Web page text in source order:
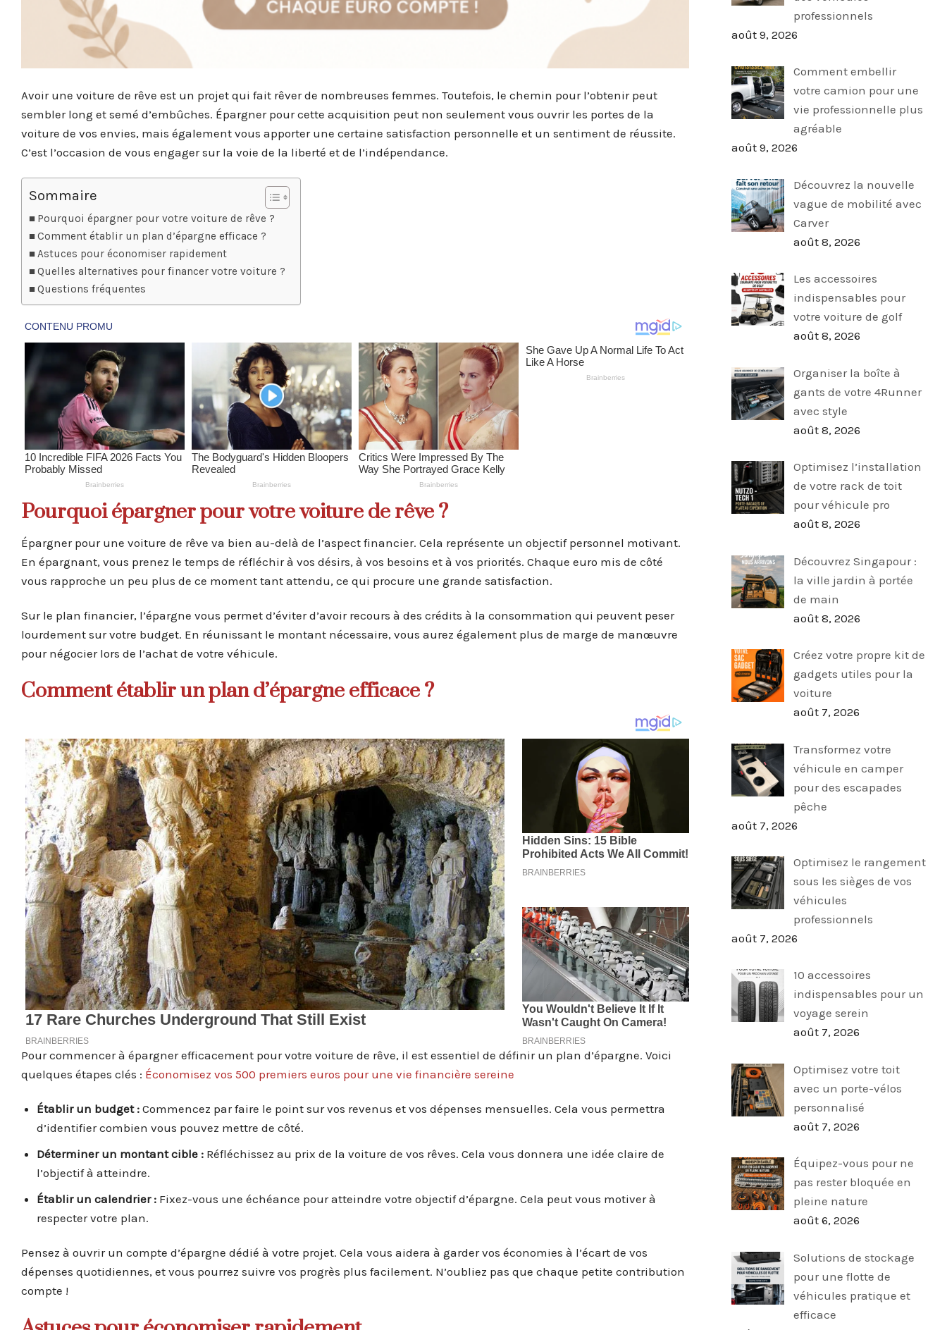
Avoir une voiture de rêve est un projet qui fait rêver de nombreuses femmes. Toutefois, le chemin pour l’obtenir peut
sembler long et semé d’embûches. Épargner pour cette acquisition peut non seulement vous ouvrir les portes de la
voiture de vos envies, mais également vous apporter une certaine satisfaction personnelle et un sentiment de réussite.
C’est l’occasion de vous engager sur la voie de la liberté et de l’indépendance.
Sommaire
Pourquoi épargner pour votre voiture de rêve ?
Comment établir un plan d’épargne efficace ?
Astuces pour économiser rapidement
Quelles alternatives pour financer votre voiture ?
Questions fréquentes
Pourquoi épargner pour votre voiture de rêve ?
Épargner pour une voiture de rêve va bien au-delà de l’aspect financier. Cela représente un objectif personnel motivant.
En épargnant, vous prenez le temps de réfléchir à vos désirs, à vos besoins et à vos priorités. Chaque euro mis de côté
vous rapproche un peu plus de ce moment tant attendu, ce qui procure une grande satisfaction.
Sur le plan financier, l’épargne vous permet d’éviter d’avoir recours à des crédits à la consommation qui peuvent peser
lourdement sur votre budget. En réunissant le montant nécessaire, vous aurez également plus de marge de manœuvre
pour négocier lors de l’achat de votre véhicule.
Comment établir un plan d’épargne efficace ?
Pour commencer à épargner efficacement pour votre voiture de rêve, il est essentiel de définir un plan d’épargne. Voici
quelques étapes clés : Économisez vos 500 premiers euros pour une vie financière sereine
Établir un budget : Commencez par faire le point sur vos revenus et vos dépenses mensuelles. Cela vous permettra
d’identifier combien vous pouvez mettre de côté.
Déterminer un montant cible : Réfléchissez au prix de la voiture de vos rêves. Cela vous donnera une idée claire de
l’objectif à atteindre.
Établir un calendrier : Fixez-vous une échéance pour atteindre votre objectif d’épargne. Cela peut vous motiver à
respecter votre plan.
Pensez à ouvrir un compte d’épargne dédié à votre projet. Cela vous aidera à garder vos économies à l’écart de vos
dépenses quotidiennes, et vous pourrez suivre vos progrès plus facilement. N’oubliez pas que chaque petite contribution
compte !
professionnels
août 9, 2026
Comment embellir
votre camion pour une
vie professionnelle plus
agréable
août 9, 2026
Découvrez la nouvelle
vague de mobilité avec
Carver
août 8, 2026
Les accessoires
indispensables pour
votre voiture de golf
août 8, 2026
Organiser la boîte à
gants de votre 4Runner
avec style
août 8, 2026
Optimisez l’installation
de votre rack de toit
pour véhicule pro
août 8, 2026
Découvrez Singapour :
la ville jardin à portée
de main
août 8, 2026
Créez votre propre kit de
gadgets utiles pour la
voiture
août 7, 2026
Transformez votre
véhicule en camper
pour des escapades
pêche
août 7, 2026
Optimisez le rangement
sous les sièges de vos
véhicules
professionnels
août 7, 2026
10 accessoires
indispensables pour un
voyage serein
août 7, 2026
Optimisez votre toit
avec un porte-vélos
personnalisé
août 7, 2026
Équipez-vous pour ne
pas rester bloquée en
pleine nature
août 6, 2026
Solutions de stockage
pour une flotte de
véhicules pratique et
efficace